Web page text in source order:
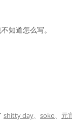
知道怎么写。
shitty day、 soko、 元